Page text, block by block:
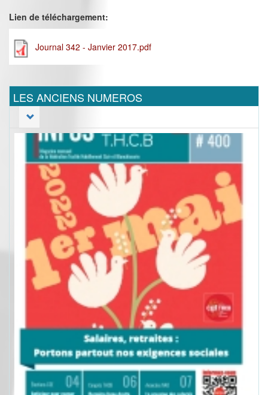
Lien de téléchargement:
Journal 342 - Janvier 2017.pdf
LES ANCIENS NUMEROS